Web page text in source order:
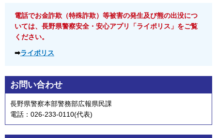
電話でお金詐欺（特殊詐欺）等被害の発生及び熊の出没につ
いては、長野県警察安全・安心アプリ「ライポリス」をご覧
ください。
➡ライポリス
お問い合わせ
長野県警察本部警務部広報県民課
電話：026-233-0110(代表)